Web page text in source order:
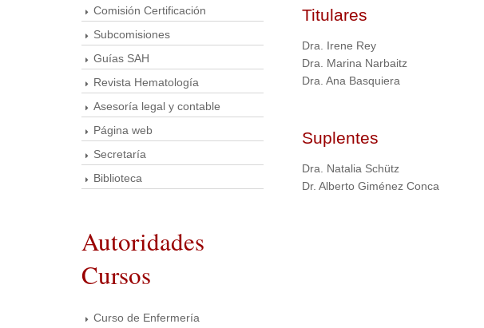
Comisión Certificación
Subcomisiones
Guías SAH
Revista Hematología
Asesoría legal y contable
Página web
Secretaría
Biblioteca
Autoridades
Cursos
Curso de Enfermería
Titulares
Dra. Irene Rey
Dra. Marina Narbaitz
Dra. Ana Basquiera
Suplentes
Dra. Natalia Schütz
Dr. Alberto Giménez Conca